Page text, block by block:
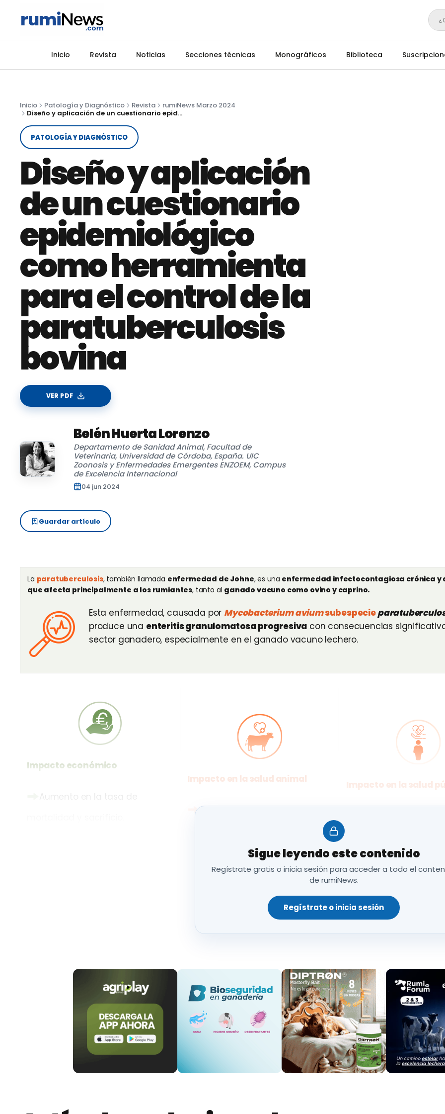
Inicio Revista Noticias Secciones técnicas Monográficos Biblioteca
Inicio Patología y Diagnóstico Revista
rumiNews Marzo 2024
Diseño y aplicación de un cuestionario epidemiológico como herramienta para el control de la paratuberculosis bovina
PATOLOGÍA Y DIAGNÓSTICO
Diseño y aplicación
de un cuestionario
epidemiológico
como herramienta
para el control de la
paratuberculosis
bovina
VER PDF
Belén Huerta Lorenzo
Departamento de Sanidad Animal, Facultad de
Veterinaria, Universidad de Córdoba, España. UIC
Zoonosis y Enfermedades Emergentes ENZOEM, Campus
de Excelencia Internacional
04 jun 2024
Guardar artículo
La paratuberculosis, también llamada enfermedad de Johne, es una enfermedad infectocontagiosa crónica y
que afecta principalmente a los rumiantes, tanto al ganado vacuno como ovino y caprino.
Esta enfermedad, causada por Mycobacterium aviumsubespecie
produce una enteritis granulomatosa progresiva con consecuencias
sector ganadero, especialmente en el ganado vacuno lechero.
Impacto económico
pruebas de diagnóstico y
Impacto en la salud animal
Síndrome de malabsorción.
Síntomas y lesiones
asociadas.
Aumento de la susceptibilidad
Impacto en la salud
Similitud con la
Interferencia en los
tuberculosis bovina.
Restricciones en las
productos derivados.
La distribución de MAP es endémica en la mayoría de los países, con una prevalencia a nivel de
varía entre el 10% y el 90%, destacando su impacto en países desarrollados(Figura 1).
proyectan al alza en los próximos años debido a la intensificación de los sistemas ganaderos.
Sigue leyendo este contenido
Regístrate gratis o inicia sesión para acceder a todo el
de rumiNews.
Regístrate o inicia sesión